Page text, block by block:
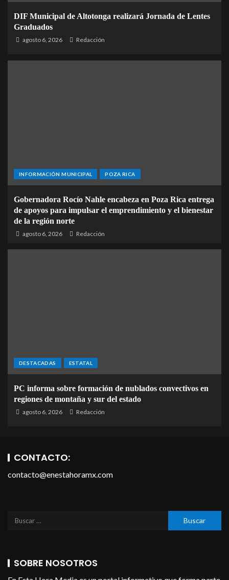
DIF Municipal de Altotonga realizará Jornada de Lentes
Graduados
agosto 6, 2026 Redacción
INFORMACIÓN MUNICIPAL POZA RICA
Gobernadora Rocío Nahle encabeza en Poza Rica entrega
de apoyos para impulsar el emprendimiento y el bienestar
de la región norte
agosto 6, 2026 Redacción
DESTACADAS ESTATAL
PC informa sobre formación de nublados convectivos en
regiones de montaña y sur del estado
agosto 6, 2026 Redacción
CONTACTO:
contacto@enestahoramx.com
SOBRE NOSOTROS